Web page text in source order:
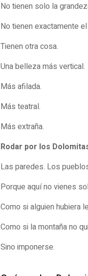
No tienen solo la
No tienen exactamente
Tienen otra cosa.
Una belleza más vertical.
Más afilada.
Más teatral.
Más extraña.
Rodar por los
Las paredes. Los
Porque aquí no vienes
Como si alguien hubiera
Como si la montaña no
Sino imponerse.